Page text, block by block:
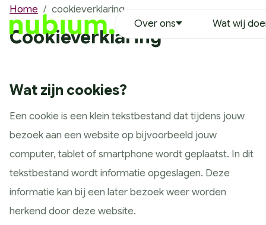
Over ons
Ons team
Richard Hoekstra
Nathalie Oran
Tim van der Heijden
Justin Ikink
Remco Vaanholt
Lynette Bruins
Wouter Wensing
Over ons Wat wij
Home / cookieverklaring
Cookieverklaring
Wat zijn cookies?
Een cookie is een klein tekstbestand dat tijdens jouw
bezoek aan een website op bijvoorbeeld jouw
computer, tablet of smartphone wordt geplaatst. In dit
tekstbestand wordt informatie opgeslagen. Deze
informatie kan bij een later bezoek weer worden
herkend door deze website.